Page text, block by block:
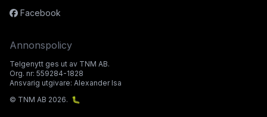
Facebook
Annonspolicy
Telgenytt ges ut av TNM AB.
Org. nr: 559284-1828
Ansvarig utgivare: Alexander Isa
© TNM AB 2026. 🐛